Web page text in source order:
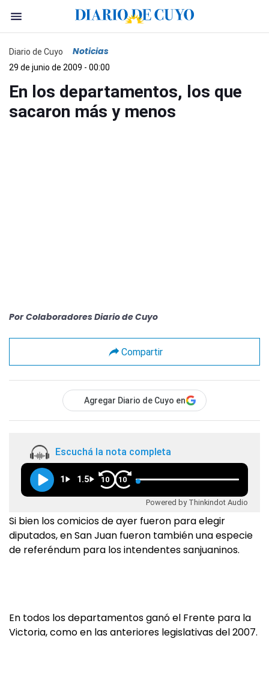
Diario de Cuyo Noticias
29 de junio de 2009 - 00:00
En los departamentos, los que
sacaron más y menos
Por Colaboradores Diario de Cuyo
Compartir
Agregar Diario de Cuyo en
Escuchá la nota completa
1 1.5 10 10
Powered by Thinkindot Audio
Si bien los comicios de ayer fueron para elegir
diputados, en San Juan fueron también una especie
de referéndum para los intendentes sanjuaninos.
En todos los departamentos ganó el Frente para la
Victoria, como en las anteriores legislativas del 2007.